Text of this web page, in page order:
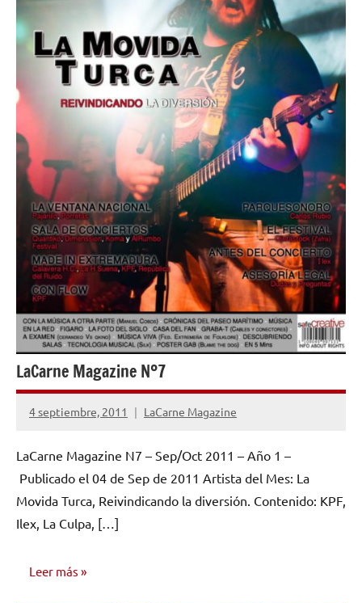
LaCarne Magazine Nº7
4 septiembre, 2011 LaCarne Magazine
No
comentarios
LaCarne Magazine N7 – Sep/Oct 2011 – Año 1 –
Publicado el 04 de Sep de 2011 Artista del Mes: La
Movida Turca, Reivindicando la diversión. Contenido: KPF,
Ilex, La Culpa, […]
Leer más